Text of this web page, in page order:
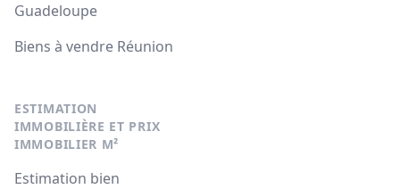
Guadeloupe
Biens à vendre Réunion
ESTIMATION
IMMOBILIÈRE ET PRIX
IMMOBILIER M²
Estimation bien